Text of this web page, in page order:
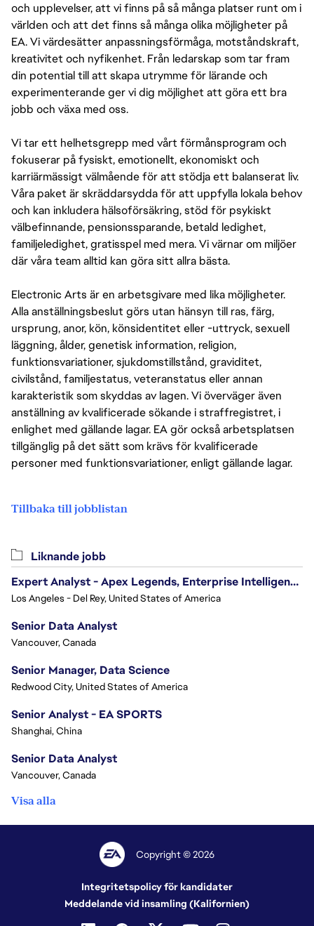
och upplevelser, att vi finns på så många platser runt om i
världen och att det finns så många olika möjligheter på
EA. Vi värdesätter anpassningsförmåga, motståndskraft,
kreativitet och nyfikenhet. Från ledarskap som tar fram
din potential till att skapa utrymme för lärande och
experimenterande ger vi dig möjlighet att göra ett bra
jobb och växa med oss.
Vi tar ett helhetsgrepp med vårt förmånsprogram och
fokuserar på fysiskt, emotionellt, ekonomiskt och
karriärmässigt välmående för att stödja ett balanserat liv.
Våra paket är skräddarsydda för att uppfylla lokala behov
och kan inkludera hälsoförsäkring, stöd för psykiskt
välbefinnande, pensionssparande, betald ledighet,
familjeledighet, gratisspel med mera. Vi värnar om miljöer
där våra team alltid kan göra sitt allra bästa.
Electronic Arts är en arbetsgivare med lika möjligheter.
Alla anställningsbeslut görs utan hänsyn till ras, färg,
ursprung, anor, kön, könsidentitet eller -uttryck, sexuell
läggning, ålder, genetisk information, religion,
funktionsvariationer, sjukdomstillstånd, graviditet,
civilstånd, familjestatus, veteranstatus eller annan
karakteristik som skyddas av lagen. Vi överväger även
anställning av kvalificerade sökande i straffregistret, i
enlighet med gällande lagar. EA gör också arbetsplatsen
tillgänglig på det sätt som krävs för kvalificerade
personer med funktionsvariationer, enligt gällande lagar.
Tillbaka till jobblistan
Liknande jobb
Expert Analyst - Apex Legends, Enterprise Intelligence (EI)
Los Angeles - Del Rey, United States of America
Senior Data Analyst
Vancouver, Canada
Senior Manager, Data Science
Redwood City, United States of America
Senior Analyst - EA SPORTS
Shanghai, China
Senior Data Analyst
Vancouver, Canada
Visa alla
Copyright © 2026
Integritetspolicy för kandidater
Meddelande vid insamling (Kalifornien)